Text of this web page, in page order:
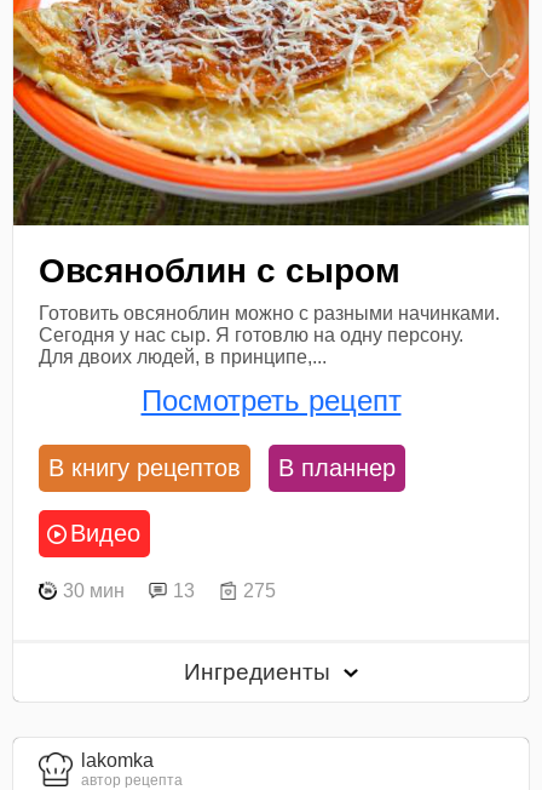
Овсяноблин с сыром
Готовить овсяноблин можно с разными начинками.
Сегодня у нас сыр. Я готовлю на одну персону.
Для двоих людей, в принципе,...
Посмотреть рецепт
В книгу рецептов В планнер
Видео
30 мин 13 275
Ингредиенты
lakomka
автор рецепта